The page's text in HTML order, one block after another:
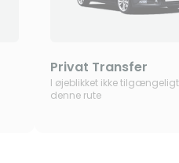
Privat Transfer
I øjeblikket ikke
denne rute